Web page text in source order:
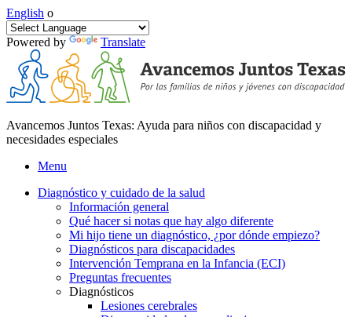
English o
Powered by Translate
Avancemos Juntos Texas: Ayuda para niños con discapacidad y
necesidades especiales
Menu
Diagnóstico y cuidado de la salud
Información general
Qué hacer si notas que hay algo diferente
Mi hijo tiene un diagnóstico, ¿por dónde empiezo?
Diagnósticos para discapacidades
Intervención Temprana en la Infancia (ECI)
Preguntas frecuentes
Diagnósticos
Lesiones cerebrales